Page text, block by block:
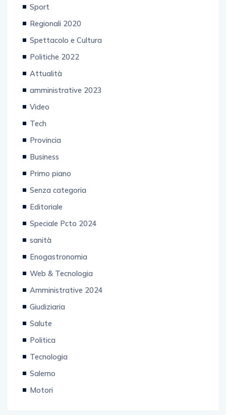
Sport
Regionali 2020
Spettacolo e Cultura
Politiche 2022
Attualità
amministrative 2023
Video
Tech
Provincia
Business
Primo piano
Senza categoria
Editoriale
Speciale Pcto 2024
sanità
Enogastronomia
Web & Tecnologia
Amministrative 2024
Giudiziaria
Salute
Politica
Tecnologia
Salerno
Motori